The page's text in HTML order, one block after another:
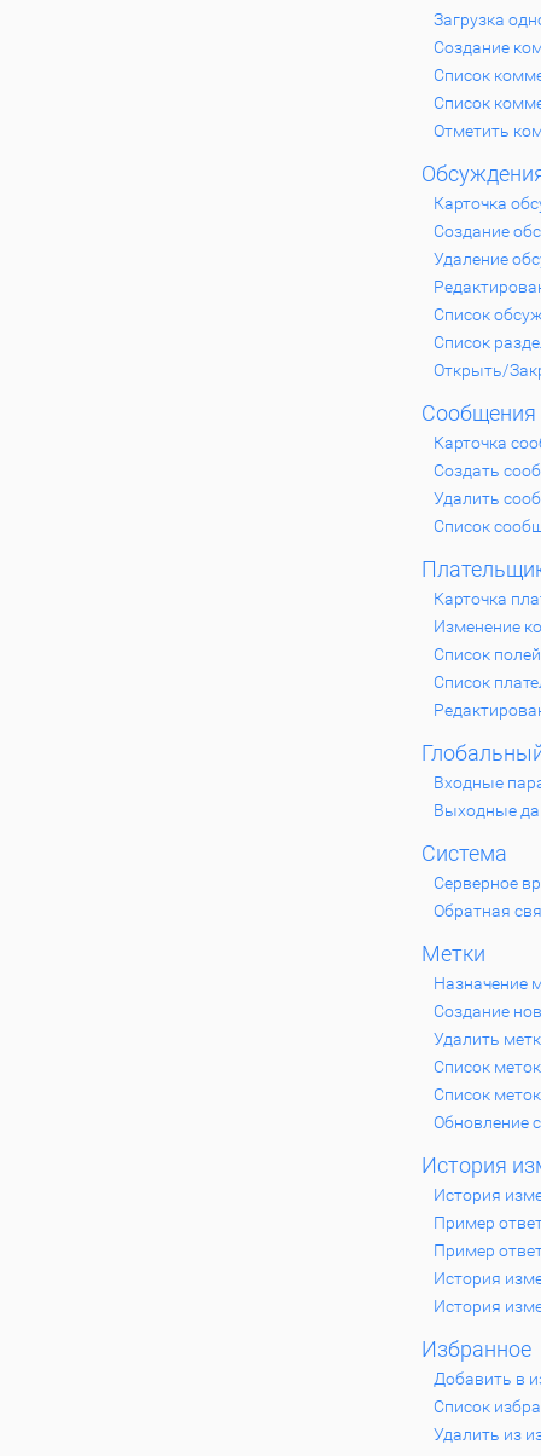
Загрузка
Создание
Список
Список
Отметить
Карточка
Создание
Удаление
Список
Список
Открыть/
Сообщения
Карточка
Создать
Удалить
Список
Карточка
Изменение
Список
Список
Входные
Выходные
Система
Серверное
Обратная
Метки
Назначение
Создание
Удалить
Список меток
Список меток
Обновление
История
История
Пример
Пример
История
История
Избранное
Добавить в
Список
Удалить из